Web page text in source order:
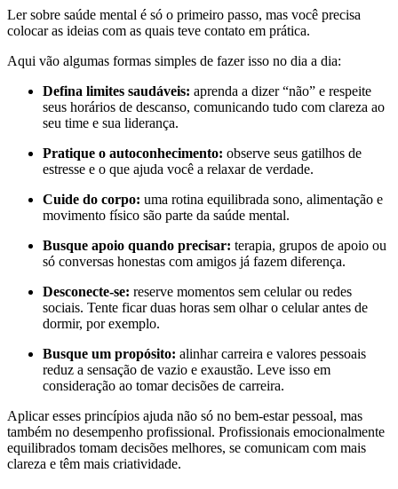
Ler sobre saúde mental é só o primeiro passo, mas você precisa
colocar as ideias com as quais teve contato em prática.
Aqui vão algumas formas simples de fazer isso no dia a dia:
Defina limites saudáveis: aprenda a dizer “não” e respeite
seus horários de descanso, comunicando tudo com clareza ao
seu time e sua liderança.
Pratique o autoconhecimento: observe seus gatilhos de
estresse e o que ajuda você a relaxar de verdade.
Cuide do corpo: uma rotina equilibrada sono, alimentação e
movimento físico são parte da saúde mental.
Busque apoio quando precisar: terapia, grupos de apoio ou
só conversas honestas com amigos já fazem diferença.
Desconecte-se: reserve momentos sem celular ou redes
sociais. Tente ficar duas horas sem olhar o celular antes de
dormir, por exemplo.
Busque um propósito: alinhar carreira e valores pessoais
reduz a sensação de vazio e exaustão. Leve isso em
consideração ao tomar decisões de carreira.
Aplicar esses princípios ajuda não só no bem-estar pessoal, mas
também no desempenho profissional. Profissionais emocionalmente
equilibrados tomam decisões melhores, se comunicam com mais
clareza e têm mais criatividade.